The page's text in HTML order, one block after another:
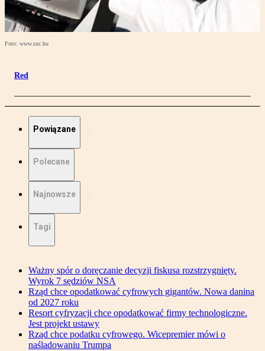
Foto: www.sxc.hu
Red
Powiązane
Polecane
Najnowsze
Tagi
Ważny spór o doręczanie decyzji fiskusa rozstrzygnięty.
Wyrok 7 sędziów NSA
Rząd chce opodatkować cyfrowych gigantów. Nowa danina
od 2027 roku
Resort cyfryzacji chce opodatkować firmy technologiczne.
Jest projekt ustawy
Rząd chce podatku cyfrowego. Wicepremier mówi o
naśladowaniu Trumpa